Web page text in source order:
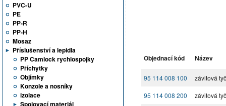
PVC-U
PE
PP-R
PP-H
Mosaz
Příslušenství a lepidla
PP Camlock rychlospojky
Příchytky
Objímky
Konzole a nosníky
izolace
Spojovací materiál
Objednací kód Název
95 114 008 100 závitová
95 114 008 200 závitová